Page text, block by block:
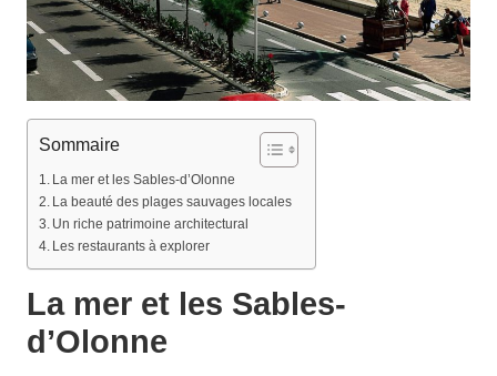
Sommaire
La mer et les Sables-d’Olonne
La beauté des plages sauvages locales
Un riche patrimoine architectural
Les restaurants à explorer
La mer et les Sables-
d’Olonne